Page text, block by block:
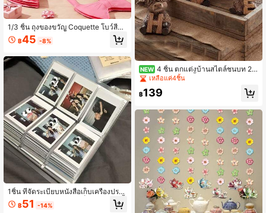
1/3 ชิ้น ถุงของขวัญ Coquette โบว์สีช
มพู ถุงผ้าไม่ทอ ถุงหิ้ว Goodie Treat ถุง
ช้อปปิ้งแบบใช้ซ้ำได้ สำหรับผู้หญิง เด็ก
฿45 -8%
1ชิ้น ที่จัดระเบียบหนังสือเก็บเครื่องประ
ดับแบบโปร่งใส, หนังสือเก็บต่างหู, อัลบั้
ม, กล่องใส่เครื่องประดับแบบพกพาสำห
฿51 -14%
NEW 4 ชิ้น ตกแต่งบ้านสไตล์ชนบท 2D
วัวไฮแลนด์ไม้ รูปปั้นวัวไฮแลนด์ พร้อม
นรักลูกวัวสก็อตแลนด์ สำหรับตกแต่งโต๊
เหลือแค่4ชิ้น
฿139